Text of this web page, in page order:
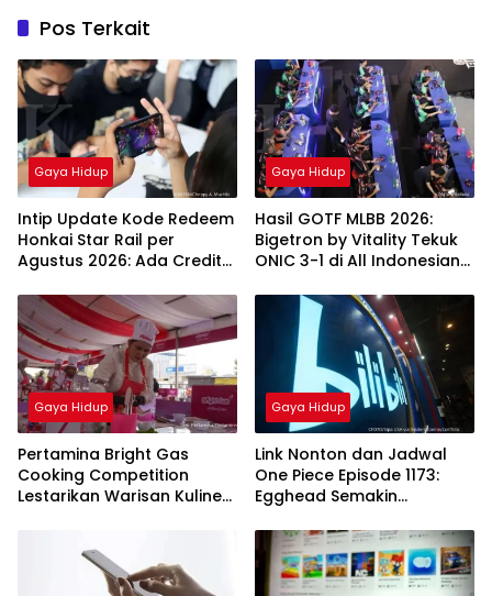
Pos Terkait
Gaya Hidup
Intip Update Kode Redeem
Honkai Star Rail per
Agustus 2026: Ada Credit
Gaya Hidup
Hasil GOTF MLBB 2026:
Bigetron by Vitality Tekuk
ONIC 3-1 di All Indonesian
Gaya Hidup
Pertamina Bright Gas
Cooking Competition
Lestarikan Warisan Kuliner
Gaya Hidup
Link Nonton dan Jadwal
One Piece Episode 1173:
Egghead Semakin